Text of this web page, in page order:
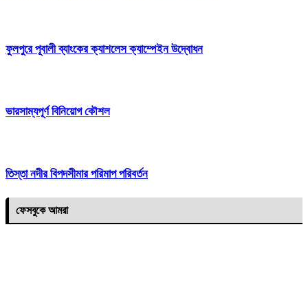
ফুলপুরে পূবালী ব্যাংকের ক্যাশলেস ক্যাম্পেইন উদ্বোধন
ভারসাম্যপূর্ণ বিনিয়োগ কৌশল
তিস্তা নদীর বিপদসীমার পরিমাপ পরিবর্তন
ফেসবুকে আমরা